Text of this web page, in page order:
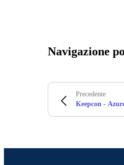
Navigazione
Precedente
Keepcon -